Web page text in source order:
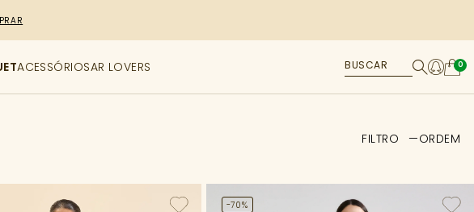
[copiar cupom]
ACESSÓRIOSAR LOVERS 0
FILTRO ORDEM
-70%